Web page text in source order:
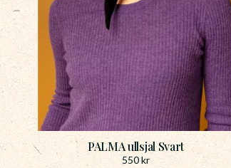
PALMA ullsjal Svart
550kr